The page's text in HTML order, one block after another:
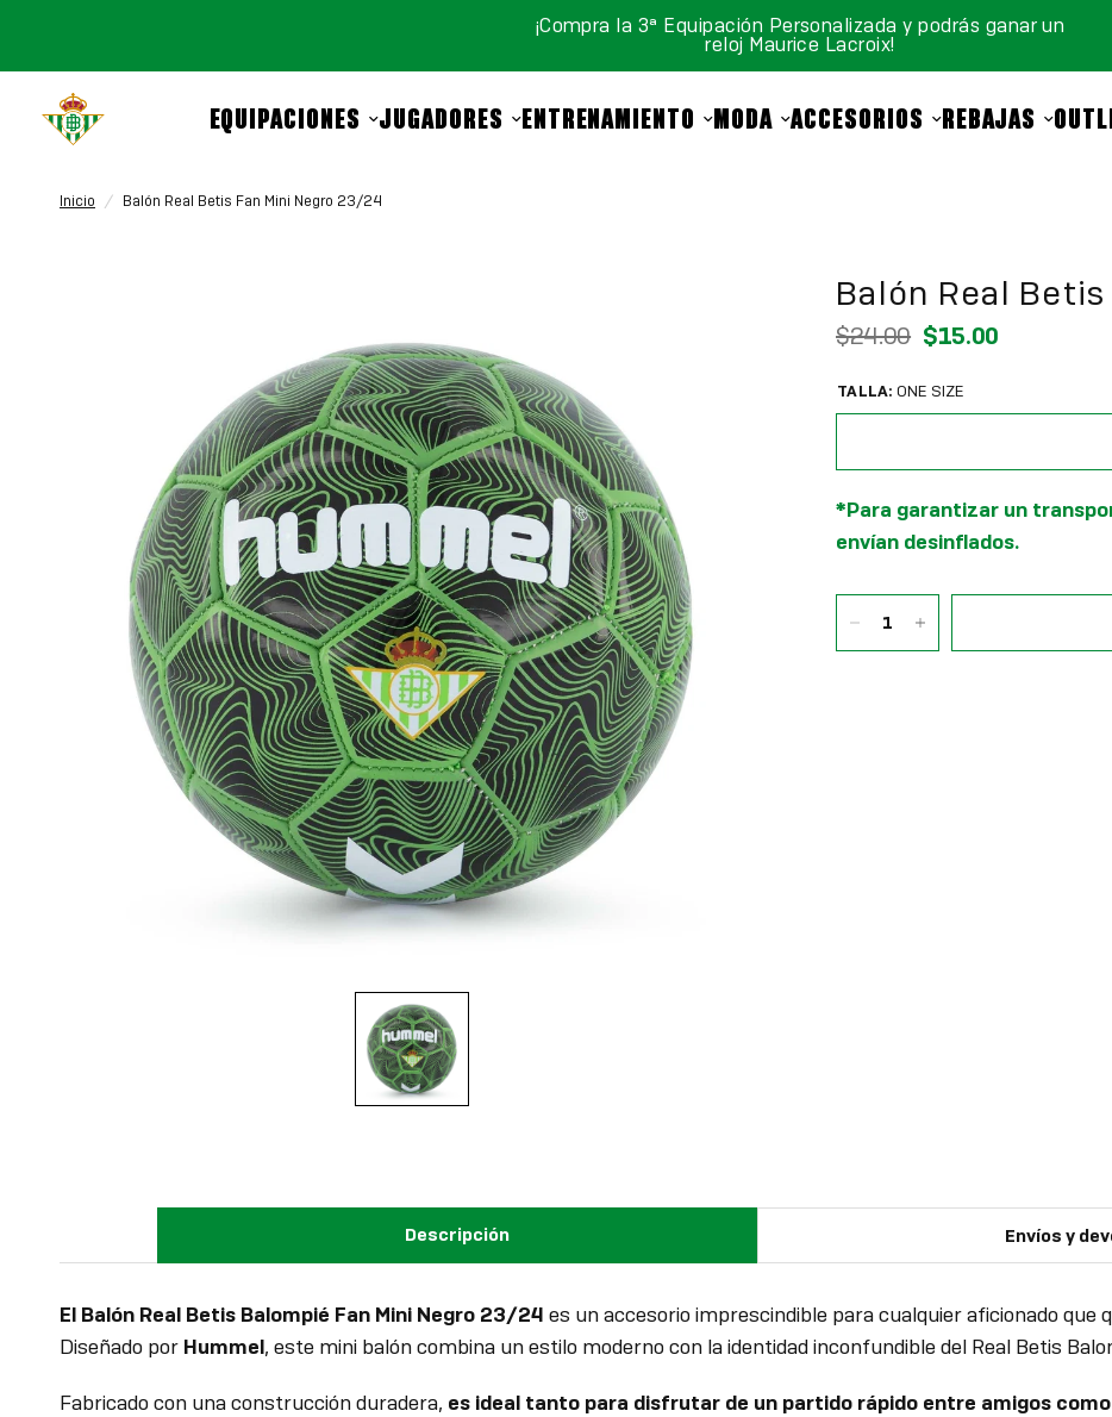
¡Compra la 3ª Equipación Personalizada y podrás ganar un
reloj Maurice Lacroix!
EQUIPACIONES JUGADORES ENTRENAMIENTO MODA ACCESORIOS REBAJAS
Inicio / Balón Real Betis Fan Mini Negro 23/24
Balón Real
$24.00 $15.00
TALLA: ONE SIZE
*Para garantizar un
envían desinflados.
Descripción Envíos y
El Balón Real Betis Balompié Fan Mini Negro 23/24 es un accesorio imprescindible para cualquier aficionado que
Diseñado por Hummel, este mini balón combina un estilo moderno con la identidad inconfundible del Real Betis
Fabricado con una construcción duradera, es ideal tanto para disfrutar de un partido rápido entre amigos